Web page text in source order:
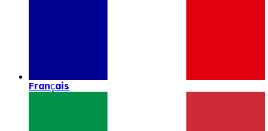
Français